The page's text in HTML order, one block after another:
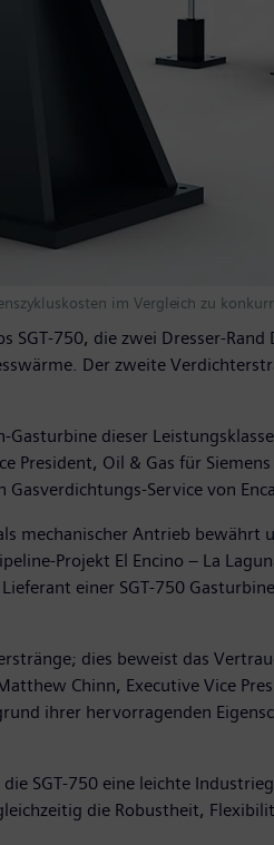
im Vergleich zu
SGT-750, die zwei Dresser-
Der zweite
Gasturbine dieser
President, Oil & Gas für
Service von
mechanischer Antrieb
Projekt El Encino – La
einer SGT-750
dies beweist das
Chinn, Executive Vice
ihrer hervorragenden
SGT-750 eine leichte
die Robustheit,